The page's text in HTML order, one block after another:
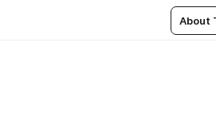
About